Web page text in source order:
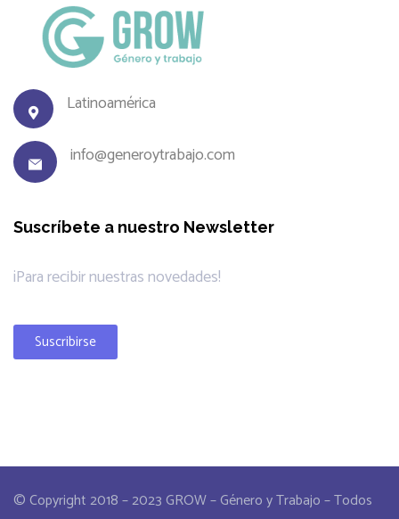
Latinoamérica
info@generoytrabajo.com
Suscríbete a nuestro Newsletter
¡Para recibir nuestras novedades!
Suscribirse
© Copyright 2018 – 2023 GROW – Género y Trabajo – Todos